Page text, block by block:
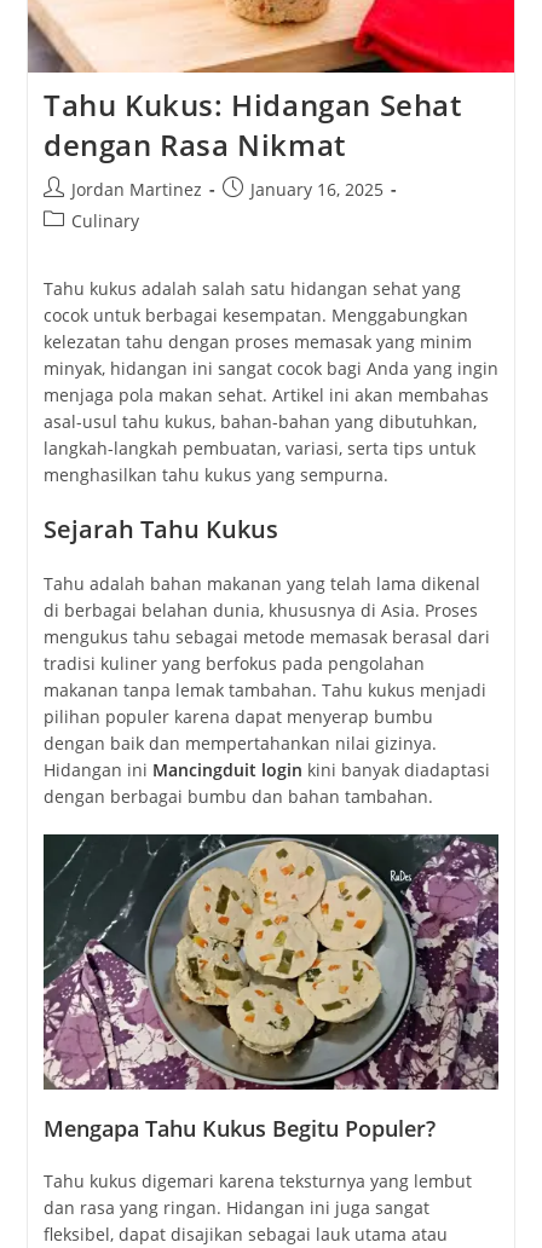
Tahu Kukus: Hidangan Sehat
dengan Rasa Nikmat
Post
author:
Jordan Martinez
PostJanuary 16, 2025
PostCulinary
Tahu kukus adalah salah satu hidangan sehat yang
cocok untuk berbagai kesempatan. Menggabungkan
kelezatan tahu dengan proses memasak yang minim
minyak, hidangan ini sangat cocok bagi Anda yang ingin
menjaga pola makan sehat. Artikel ini akan membahas
asal-usul tahu kukus, bahan-bahan yang dibutuhkan,
langkah-langkah pembuatan, variasi, serta tips untuk
menghasilkan tahu kukus yang sempurna.
Sejarah Tahu Kukus
Tahu adalah bahan makanan yang telah lama dikenal
di berbagai belahan dunia, khususnya di Asia. Proses
mengukus tahu sebagai metode memasak berasal dari
tradisi kuliner yang berfokus pada pengolahan
makanan tanpa lemak tambahan. Tahu kukus menjadi
pilihan populer karena dapat menyerap bumbu
dengan baik dan mempertahankan nilai gizinya.
Hidangan ini Mancingduit login kini banyak diadaptasi
dengan berbagai bumbu dan bahan tambahan.
Mengapa Tahu Kukus Begitu Populer?
Tahu kukus digemari karena teksturnya yang lembut
dan rasa yang ringan. Hidangan ini juga sangat
fleksibel, dapat disajikan sebagai lauk utama atau